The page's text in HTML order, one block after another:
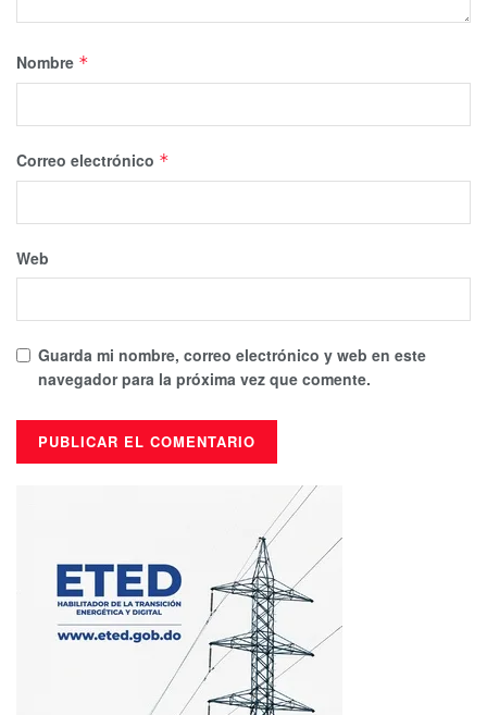
Nombre *
Correo electrónico *
Web
Guarda mi nombre, correo electrónico y web en este
navegador para la próxima vez que comente.